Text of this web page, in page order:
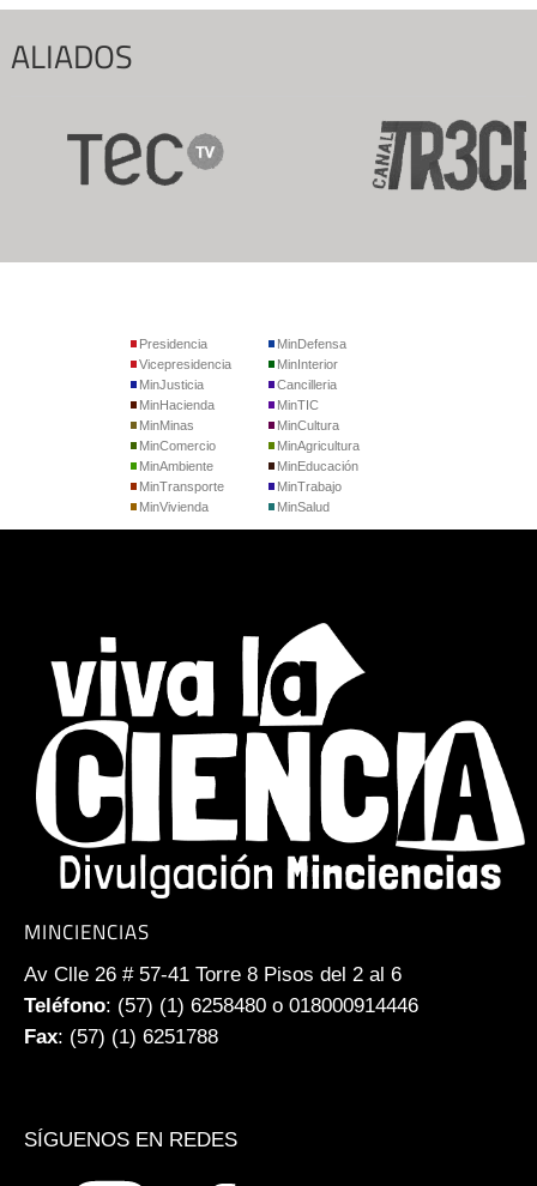
ALIADOS
Presidencia
Vicepresidencia
MinJusticia
MinDefensa
MinInterior
Cancilleria
MinHacienda
MinMinas
MinComercio
MinTIC
MinCultura
MinAgricultura
MinAmbiente
MinTransporte
MinVivienda
MinEducación
MinTrabajo
MinSalud
MINCIENCIAS
Av Clle 26 # 57-41 Torre 8 Pisos del 2 al 6
Teléfono: (57) (1) 6258480 o 018000914446
Fax: (57) (1) 6251788
SÍGUENOS EN REDES